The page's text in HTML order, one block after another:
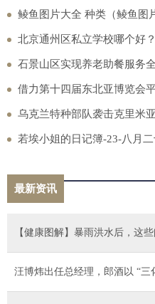
鲮鱼图片大全 种类（鲮鱼图
北京通州区私立学校哪个好
石景山区实现养老助餐服务
借力第十四届东北亚博览会
圈”
乌克兰特种部队袭击克里米
若埃小姐的日记簿-23-八月
最新资讯
【健康图解】暴雨洪水后，这
汪博炜出任总经理，郎酒以 “三